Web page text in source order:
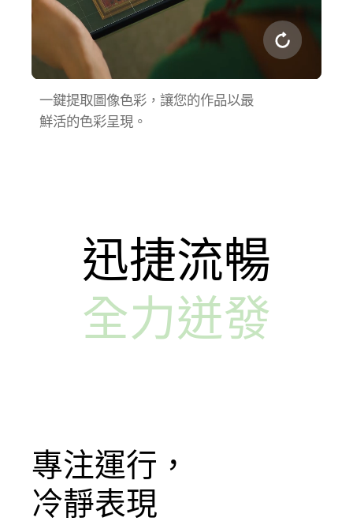
一鍵提取圖像色彩，讓您的作品以最
鮮活的色彩呈⁠現。
迅捷流暢
全力迸發
專注運行，
冷靜表現